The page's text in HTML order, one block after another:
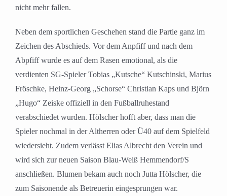
nicht mehr fallen.
Neben dem sportlichen Geschehen stand die Partie ganz im
Zeichen des Abschieds. Vor dem Anpfiff und nach dem
Abpfiff wurde es auf dem Rasen emotional, als die
verdienten SG-Spieler Tobias „Kutsche“ Kutschinski, Marius
Fröschke, Heinz-Georg „Schorse“ Christian Kaps und Björn
„Hugo“ Zeiske offiziell in den Fußballruhestand
verabschiedet wurden. Hölscher hofft aber, dass man die
Spieler nochmal in der Altherren oder Ü40 auf dem Spielfeld
wiedersieht. Zudem verlässt Elias Albrecht den Verein und
wird sich zur neuen Saison Blau-Weiß Hemmendorf/S
anschließen. Blumen bekam auch noch Jutta Hölscher, die
zum Saisonende als Betreuerin eingesprungen war.